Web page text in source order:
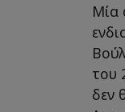
Μία
του
δεν